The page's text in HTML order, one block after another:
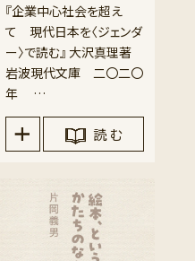
『企業中心社会を超え
て 現代日本を〈ジェンダ
ー〉で読む』 大沢真理著
岩波現代文庫 二〇二〇
年 …
読 む